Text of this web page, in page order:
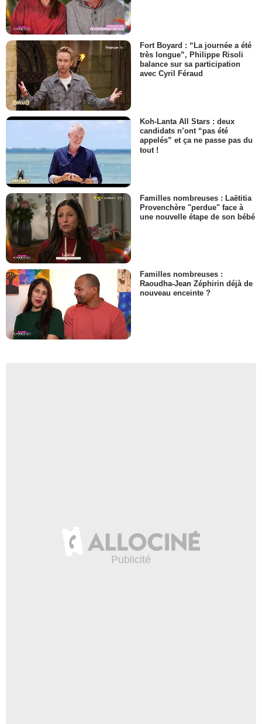
Fort Boyard : “La journée a été
très longue”, Philippe Risoli
balance sur sa participation
avec Cyril Féraud
Koh-Lanta All Stars : deux
candidats n’ont “pas été
appelés” et ça ne passe pas du
tout !
Familles nombreuses : Laëtitia
Provenchère "perdue" face à
une nouvelle étape de son bébé
Familles nombreuses :
Raoudha-Jean Zéphirin déjà de
nouveau enceinte ?